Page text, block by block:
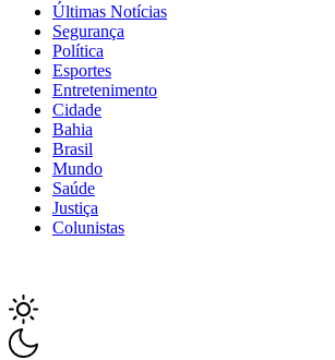
Últimas Notícias
Segurança
Política
Esportes
Entretenimento
Cidade
Bahia
Brasil
Mundo
Saúde
Justiça
Colunistas